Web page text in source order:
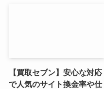
【買取セブン】安心な対応
で人気のサイト換金率や仕